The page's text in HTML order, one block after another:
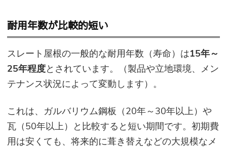
耐用年数が比較的短い
スレート屋根の一般的な耐用年数（寿命）は15年～
25年程度とされています。（製品や立地環境、メン
テナンス状況によって変動します）。
これは、ガルバリウム鋼板（20年～30年以上）や
瓦（50年以上）と比較すると短い期間です。初期費
用は安くても、将来的に葺き替えなどの大規模なメ